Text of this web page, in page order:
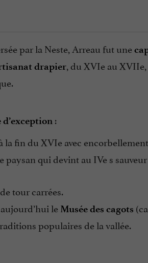
par la Neste, Arreau fut une
drapier, du XVIe au
:
fin du XVIe avec
qui devint au IVe s
tour carrées.
le Musée des cagots
populaires de la vallée.